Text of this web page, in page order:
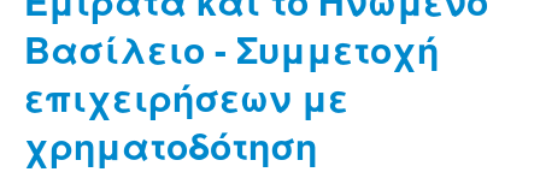
Βασίλειο - Συμμετοχή
επιχειρήσεων με
χρηματοδότηση